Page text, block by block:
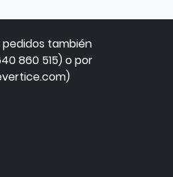
también
860 515) o por